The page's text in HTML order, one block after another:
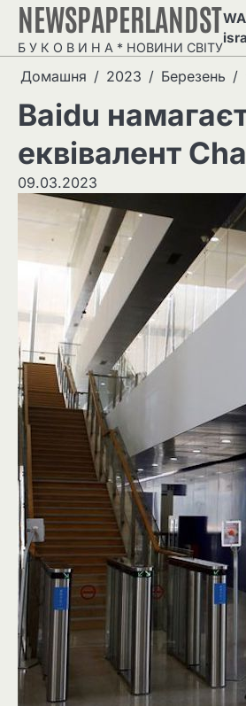
Перейти
вмісту
NEWSPAPERLANDST
Б У К О В И Н А * НОВИНИ СВІТУ
Домашня 2023 Березень
Baidu
еквівалент
09.03.2023